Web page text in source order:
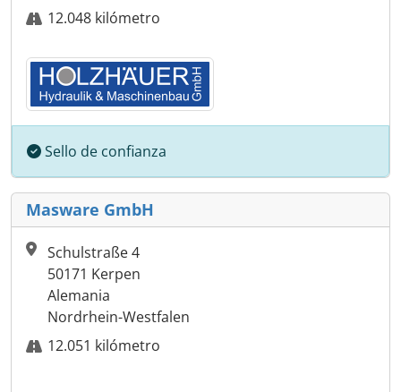
12.048 kilómetro
Sello de confianza
Masware GmbH
Schulstraße 4
50171 Kerpen
Alemania
Nordrhein-Westfalen
12.051 kilómetro